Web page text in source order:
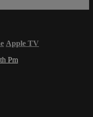
Apple TV
Pm